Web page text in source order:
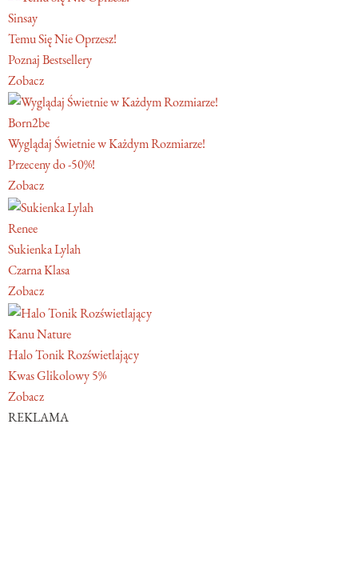
Sinsay
Temu Się Nie Oprzesz!
Poznaj Bestsellery
Zobacz
Born2be
Wyglądaj Świetnie w Każdym Rozmiarze!
Przeceny do -50%!
Zobacz
Renee
Sukienka Lylah
Czarna Klasa
Zobacz
Kanu Nature
Halo Tonik Rozświetlający
Kwas Glikolowy 5%
Zobacz
REKLAMA